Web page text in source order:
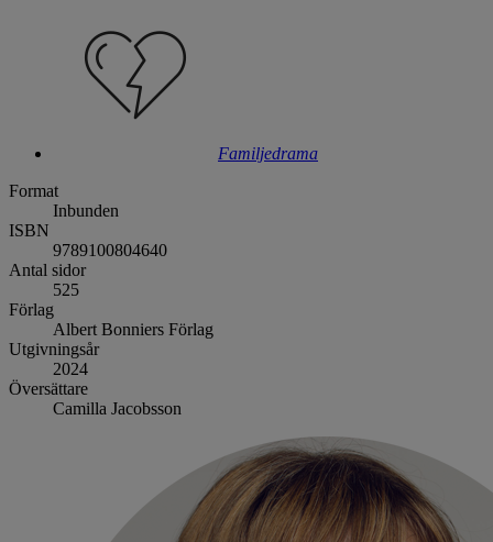
Familjedrama
Format
Inbunden
ISBN
9789100804640
Antal sidor
525
Förlag
Albert Bonniers Förlag
Utgivningsår
2024
Översättare
Camilla Jacobsson